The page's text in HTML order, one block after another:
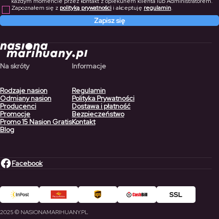
Zapoznałem się z polityką prywatnościi akceptuję regulamin.
Zapisz się
Na skróty
Rodzaje nasion
Odmiany nasion
Producenci
Promocje
Promo 15 Nasion Gratis
Blog
Informacje
Regulamin
Polityka Prywatności
Dostawa i płatność
Bezpieczeństwo
Kontakt
Facebook
2025 © NASIONAMARIHUANY.PL